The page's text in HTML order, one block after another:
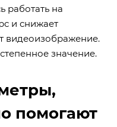
работать на
и снижает
видеоизображение.
значение.
помогают